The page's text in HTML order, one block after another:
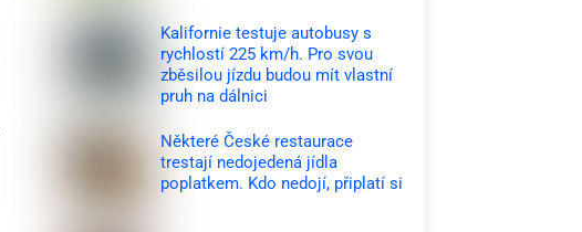
Kalifornie testuje autobusy s
rychlostí 225 km/h. Pro svou
zběsilou jízdu budou mít vlastní
pruh na dálnici
Některé České restaurace
trestají nedojedená jídla
poplatkem. Kdo nedojí, připlatí si